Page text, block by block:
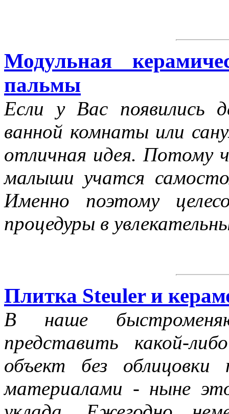
Модульная
пальмы
Если у Вас появились
ванной комнаты или
отличная идея. Потому
малыши учатся
Именно поэтому
процедуры в
Плитка Steuler и
В наше
представить какой-
объект без облицовки
материалами - ныне